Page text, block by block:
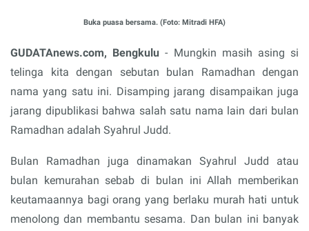
Buka puasa bersama. (Foto: Mitradi HFA)
GUDATAnews.com, Bengkulu - Mungkin masih asing si
telinga kita dengan sebutan bulan Ramadhan dengan
nama yang satu ini. Disamping jarang disampaikan juga
jarang dipublikasi bahwa salah satu nama lain dari bulan
Ramadhan adalah Syahrul Judd.
Bulan Ramadhan juga dinamakan Syahrul Judd atau
bulan kemurahan sebab di bulan ini Allah memberikan
keutamaannya bagi orang yang berlaku murah hati untuk
menolong dan membantu sesama. Dan bulan ini banyak